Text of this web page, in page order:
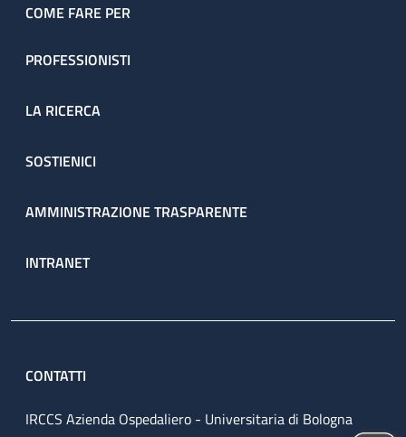
COME FARE PER
PROFESSIONISTI
LA RICERCA
SOSTIENICI
AMMINISTRAZIONE TRASPARENTE
INTRANET
CONTATTI
IRCCS Azienda Ospedaliero - Universitaria di Bologna